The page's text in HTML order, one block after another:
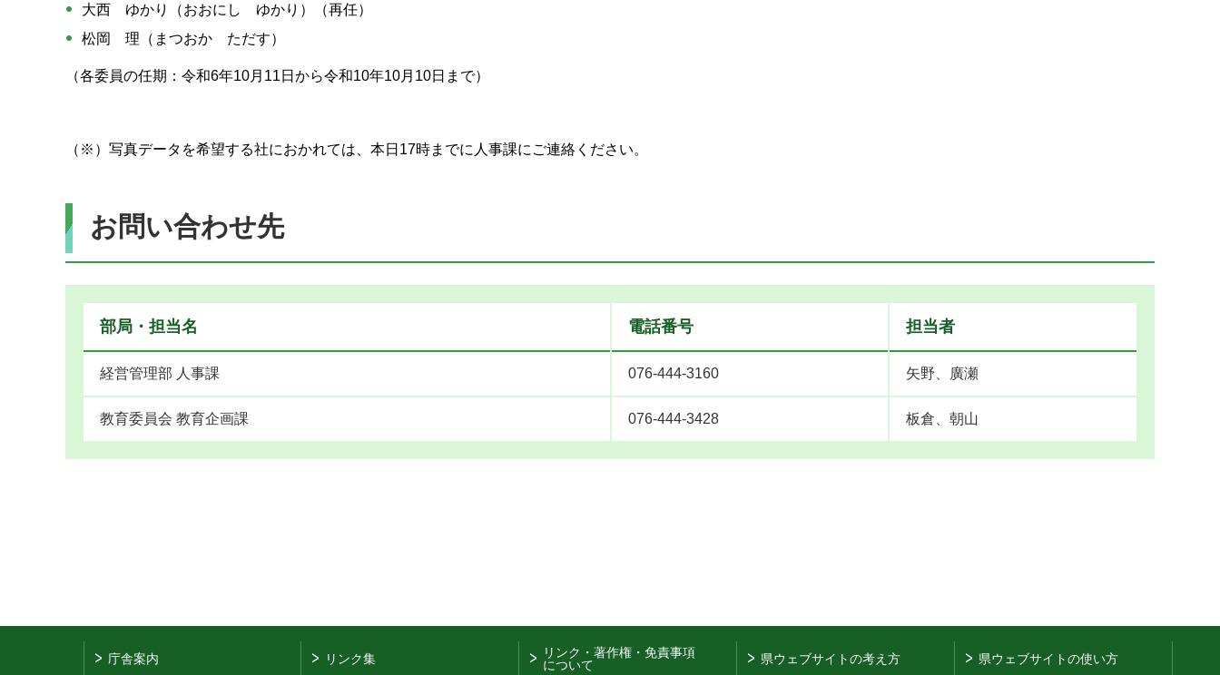
大西 ゆかり（おおにし ゆかり）（再任）
松岡 理（まつおか ただす）
（各委員の任期：令和6年10月11日から令和10年10月10日まで）
（※）写真データを希望する社におかれては、本日17時までに人事課にご連絡ください。
お問い合わせ先
部局・担当名 電話番号 担当者
経営管理部 人事課 076-444-3160 矢野、廣瀬
教育委員会 教育企画課 076-444-3428 板倉、朝山
庁舎案内 リンク集
リンク・著作権・免責事項
について
県ウェブサイトの考え方 県ウェブサイトの使い方